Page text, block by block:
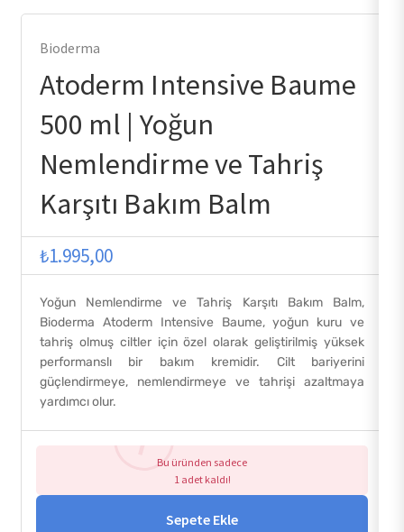
Bioderma
Atoderm Intensive Baume
500 ml | Yoğun
Nemlendirme ve Tahriş
Karşıtı Bakım Balm
₺1.995,00
Yoğun Nemlendirme ve Tahriş Karşıtı Bakım Balm,
Bioderma Atoderm Intensive Baume, yoğun kuru ve
tahriş olmuş ciltler için özel olarak geliştirilmiş yüksek
performanslı bir bakım kremidir. Cilt bariyerini
güçlendirmeye, nemlendirmeye ve tahrişi azaltmaya
yardımcı olur.
Bu üründen sadece
1 adet kaldı!
Sepete Ekle